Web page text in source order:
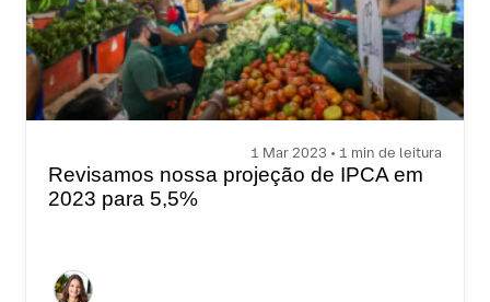
1 Mar 2023 • 1 min de leitura
Revisamos nossa projeção de IPCA em
2023 para 5,5%